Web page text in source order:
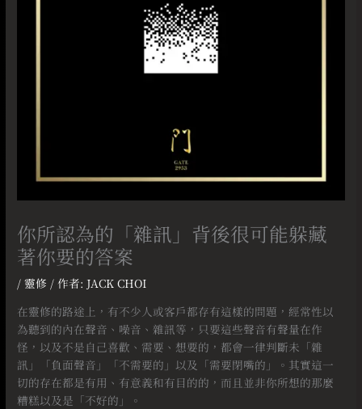
你所認為的「雜訊」背後很可能躲藏
著你要的答案
/靈修 / 作者: JACK CHOI
在靈修的路途上，有不少人或客戶都存有這樣的問題，經常性以
為聽到的內在聲音、噪音、雜訊等，只要這些聲音有聲量在作
怪，以及不是自己喜歡、需要、想要的，都會一律判斷未「雜
訊」「負面聲音」「不需要的」以及「需要閉嘴的」。其實這一
切的存在都是有用、有意義和有目的的，而且並非你所想的那麼
糟糕以及是「不好的」。